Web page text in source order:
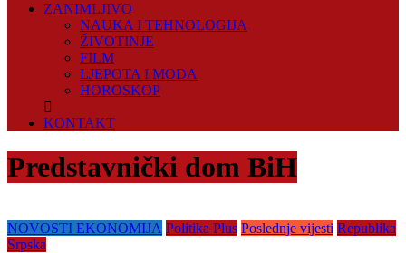
ZANIMLJIVO
NAUKA I TEHNOLOGIJA
ŽIVOTINJE
FILM
LJEPOTA I MODA
HOROSKOP
KONTAKT
Predstavnički dom BiH
NOVOSTI EKONOMIJA Politika Plus Poslednje vijesti Republika
Srpska